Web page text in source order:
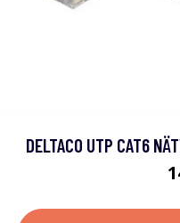
DELTACO UTP CAT6